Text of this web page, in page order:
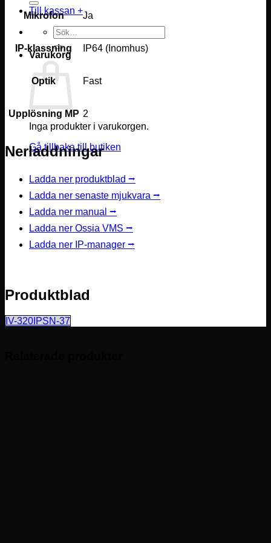
Till kassan +
Sök
efter:
Varukorg
Inga produkter i varukorgen.
Gå tillbaka till butiken
Mikrofon Ja
IP-klassning IP64 (Inomhus)
Optik Fast
Upplösning MP 2
Nerladdningar
Ladda ner produktblad ⭢
Ladda ner senaste mjukvara ⭢
Ladda ner manual ⭢
Ladda ner Ossia VMS ⭢
Ladda ner IP-manager ⭢
Produktblad
IV-320IPSN-37